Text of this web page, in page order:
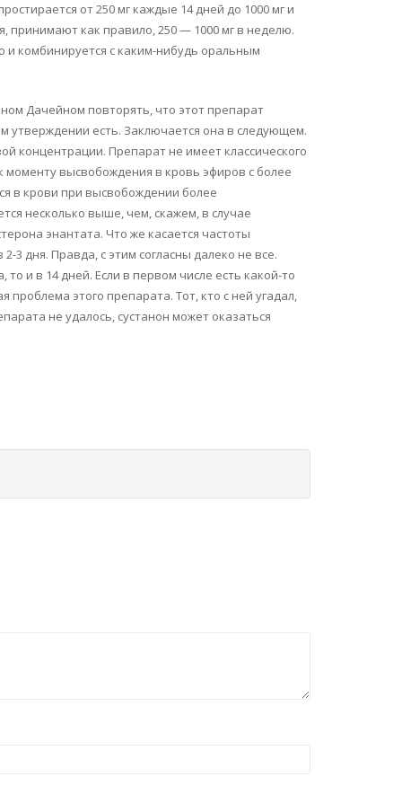
от 250 мг каждые 14 дней до 1000 мг и
принимают как правило, 250 — 1000 мг в неделю.
и комбинируется с каким-нибудь оральным
Дачейном повторять, что этот препарат
утверждении есть. Заключается она в следующем.
концентрации. Препарат не имеет классического
моменту высвобождения в кровь эфиров с более
в крови при высвобождении более
несколько выше, чем, скажем, в случае
энантата. Что же касается частоты
3 дня. Правда, с этим согласны далеко не все.
и в 14 дней. Если в первом числе есть какой-то
этого препарата. Тот, кто с ней угадал,
не удалось, сустанон может оказаться